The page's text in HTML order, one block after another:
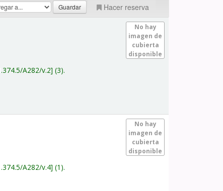
Hacer reserva
No hay
imagen de
cubierta
disponible
A282/v.2 (3).
No hay
imagen de
cubierta
disponible
A282/v.4 (1).